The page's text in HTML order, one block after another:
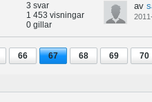
3 svar
1 453 visningar
0 gillar
av
66 67 68 69 70